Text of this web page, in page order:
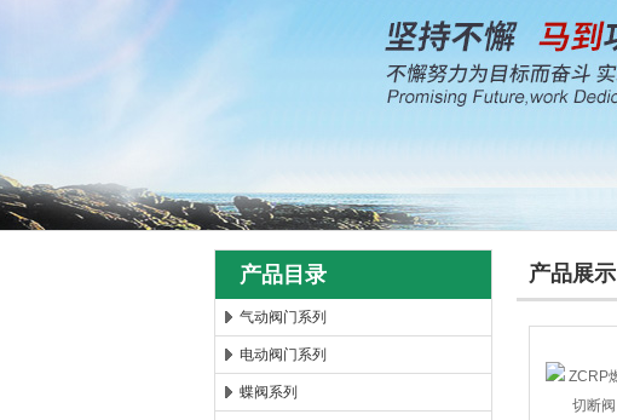
郑州森玛自控阀门有限公司
产品目录
气动阀门系列
电动阀门系列
蝶阀系列
产品展示